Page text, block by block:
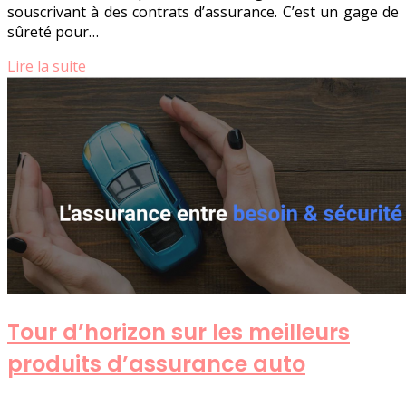
souscrivant à des contrats d’assurance. C’est un gage de
sûreté pour…
Lire la suite
Tour d’horizon sur les meilleurs
produits d’assurance auto